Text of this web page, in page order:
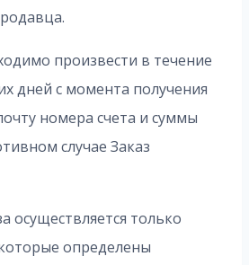
произвести в течение
дней с момента получения
номера счета и суммы
случае Заказ
осуществляется только
определены